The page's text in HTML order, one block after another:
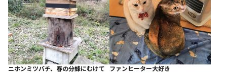
ニホンミツバチ、春の分蜂にむけて
ファンヒーター大好き